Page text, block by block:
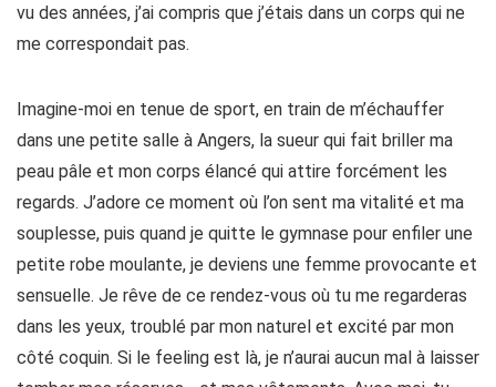
vu des années, j’ai compris que j’étais dans un corps qui ne
me correspondait pas.
Imagine-moi en tenue de sport, en train de m’échauffer
dans une petite salle à Angers, la sueur qui fait briller ma
peau pâle et mon corps élancé qui attire forcément les
regards. J’adore ce moment où l’on sent ma vitalité et ma
souplesse, puis quand je quitte le gymnase pour enfiler une
petite robe moulante, je deviens une femme provocante et
sensuelle. Je rêve de ce rendez-vous où tu me regarderas
dans les yeux, troublé par mon naturel et excité par mon
côté coquin. Si le feeling est là, je n’aurai aucun mal à laisser